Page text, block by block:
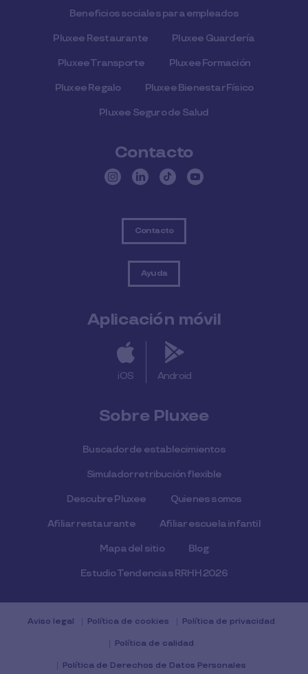
Beneficios sociales para empleados
Pluxee Restaurante Pluxee Guardería
Pluxee Transporte Pluxee Formación
Pluxee Regalo Pluxee Bienestar Físico
Pluxee Seguro de Salud
Contacto
Contacto
Ayuda
Aplicación móvil
iOS Android
Sobre Pluxee
Buscador de establecimientos
Simulador retribución flexible
Descubre Pluxee Quienes somos
Afiliar restaurante Afiliar escuela infantil
Mapa del sitio Blog
Estudio Tendencias RRHH 2026
Aviso legal Política de cookies Política de privacidad
Política de calidad
Política de Derechos de Datos Personales